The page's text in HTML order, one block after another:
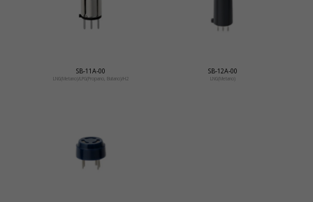
SB-11A-00
LNG(Metano)/LPG(Propano, Butano)/H2
SB-12A-00
LNG(Metano)